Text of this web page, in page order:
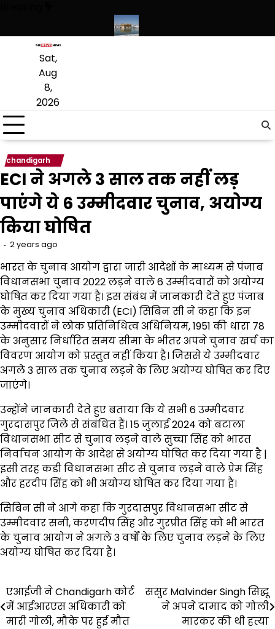
content
Sat,
Aug
8,
2026
chandigarh
ECI ने अगले 3 साल तक नहीं लड़
पाएंगे ये 6 उम्मीदवार चुनाव, अयोग्य
किया घोषित
2 years ago
भारत के चुनाव आयोग द्वारा जारी आदेशों के माध्यम से पंजाब
विधानसभा चुनाव 2022 लड़ने वाले 6 उम्मीदवारों को अयोग्य
घोषित कर दिया गया है। इस संबंध में जानकारी देते हुए पंजाब
के मुख्य चुनाव अधिकारी (ECI) सिबिन सी ने कहा कि इन
उम्मीदवारों ने लोक प्रतिनिधित्व अधिनियम, 1951 की धारा 78
के अनुसार निर्धारित समय सीमा के भीतर अपने चुनाव खर्च का
विवरण आयोग को प्रस्तुत नहीं किया है। जिससे ये उम्मीदवार
अगले 3 साल तक चुनाव लड़ने के लिए अयोग्य घोषित कर दिए
जाएंगे।
उन्होंने जानकारी देते हुए बताया कि ये सभी 6 उम्मीदवार
गुरदासपुर जिले से संबंधित हैं। 15 जुलाई 2024 को बटाला
विधानसभा सीट से चुनाव लड़ने वाले सुच्चा सिंह को भारत
निर्वाचन आयोग के आदेश से अयोग्य घोषित कर दिया गया है |
इसी तरह कडी विधानसभा सीट से चुनाव लड़ने वाले प्रेम सिंह
और हरदीप सिंह को भी अयोग्य घोषित कर दिया गया है।
सिबिन सी ने आगे कहा कि गुरदासपुर विधानसभा सीट से
उम्मीदवार सनी, करणदीप सिंह और गुरप्रीत सिंह को भी भारत
के चुनाव आयोग ने अगले 3 वर्षों के लिए चुनाव लड़ने के लिए
अयोग्य घोषित कर दिया है।
Post
navigation
एआईजी ने Chandigarh कोर्ट
में आईआरएस अधिकारी को
मारी गोली, मौके पर हुई मौत
ससुर Malvinder Singh सिद्धू
ने अपने दामाद को गोली
मारकर की थी हत्या